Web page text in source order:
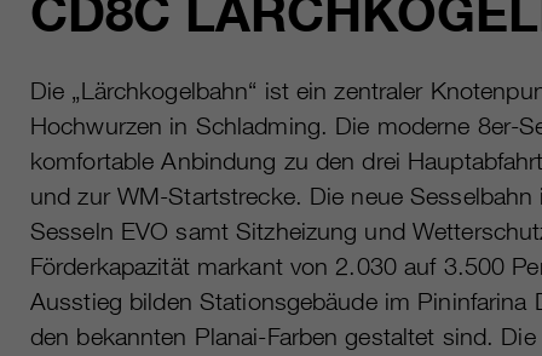
CD8C
Die „Lärchkogelbahn“ ist ein zentraler
Hochwurzen in Schladming. Die moderne 8er-
komfortable Anbindung zu den drei
und zur WM-Startstrecke. Die neue
Sesseln EVO samt Sitzheizung und
Förderkapazität markant von 2.030 auf 3.500
Ausstieg bilden Stationsgebäude im
den bekannten Planai-Farben gestaltet sind.